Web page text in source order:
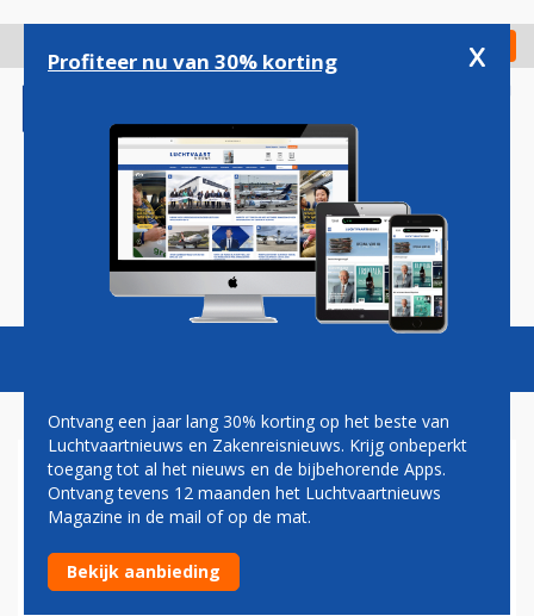
gaan
Check in
Magazine Podcasts Vacatures
AIRPORTS
Schiphol reikt eerste Jan Dellaert Award
uit aan Air France...
Profiteer nu van 30% korting x
Ontvang een jaar lang 30% korting op het beste van
Luchtvaartnieuws en Zakenreisnieuws. Krijg onbeperkt
toegang tot al het nieuws en de bijbehorende Apps.
Ontvang tevens 12 maanden het Luchtvaartnieuws
Magazine in de mail of op de mat.
Bekijk aanbieding